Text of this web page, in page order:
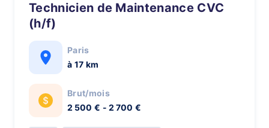
Technicien de Maintenance CVC
(h/f)
Paris
à 17 km
Brut/mois
2 500 € - 2 700 €